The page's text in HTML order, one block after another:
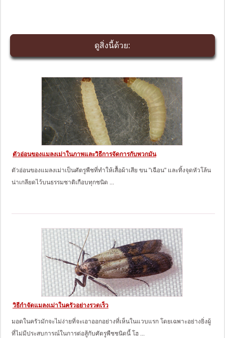
ดูสิ่งนี้ด้วย:
ตัวอ่อนของแมลงเม่าในภาพและวิธีการจัดการกับพวกมัน
ตัวอ่อนของแมลงเม่าเป็นศัตรูพืชที่ทำให้เสื้อผ้าเสีย ขน "เฉือน" และทิ้งจุดหัวโล้น
น่าเกลียดไว้บนธรรมชาติเกือบทุกชนิด ...
วิธีกำจัดแมลงเม่าในครัวอย่างรวดเร็ว
มอดในครัวมักจะไม่ง่ายที่จะเอาออกอย่างที่เห็นในแวบแรก โดยเฉพาะอย่างยิ่งผู้
ที่ไม่มีประสบการณ์ในการต่อสู้กับศัตรูพืชชนิดนี้ โฮ ...